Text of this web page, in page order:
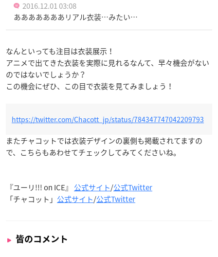
2016.12.01 03:08
あああああああリアル衣装…みたい…
なんといっても注目は衣装展示！
アニメで出てきた衣装を実際に見れるなんて、早々機会がない
のではないでしょうか？
この機会にぜひ、この目で衣装を見てみましょう！
https://twitter.com/Chacott_jp/status/784347747042209793
またチャコットでは衣装デザインの裏側も掲載されてますの
で、こちらもあわせてチェックしてみてくださいね。
『ユーリ!!! on ICE』 公式サイト/公式Twitter
「チャコット」 公式サイト/公式Twitter
皆のコメント